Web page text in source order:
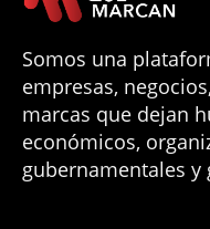
Somos una
empresas,
marcas que dejan
económicos,
gubernamentales y